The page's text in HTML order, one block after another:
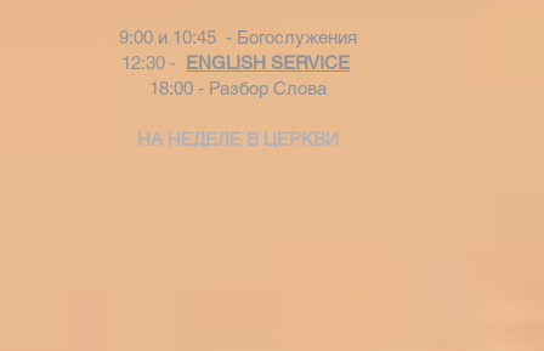
9:00 и 10:45 - Богослужения
12:30 - ENGLISH SERVICE
18:00 - Разбор Слова
НА НЕДЕЛЕ В ЦЕРКВИ